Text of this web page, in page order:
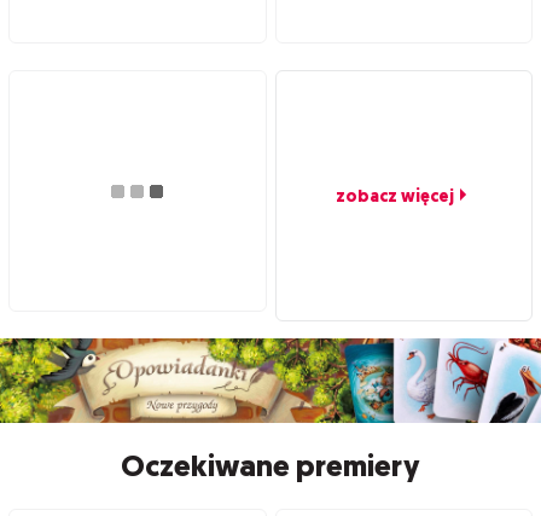
zobacz więcej
Oczekiwane premiery